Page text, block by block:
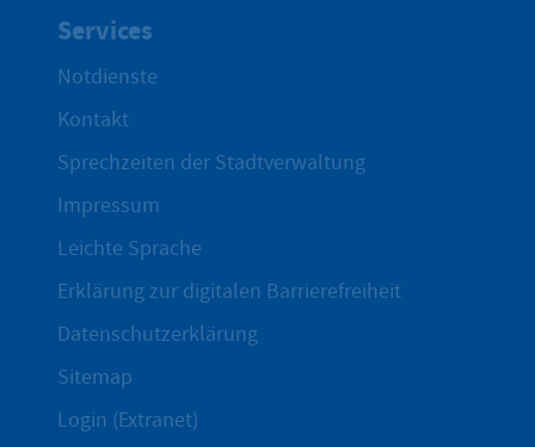
Services
Notdienste
Kontakt
Sprechzeiten der Stadtverwaltung
Impressum
Leichte Sprache
Erklärung zur digitalen Barrierefreiheit
Datenschutzerklärung
Sitemap
Login (Extranet)